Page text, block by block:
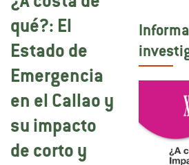
qué?: El
Estado de
Emergencia
en el Callao y
su impacto
de corto y